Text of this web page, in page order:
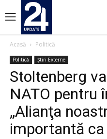
Acasă Politică
Politică Știri Externe
Stoltenberg
NATO pentru
„Alianţa
importantă ca